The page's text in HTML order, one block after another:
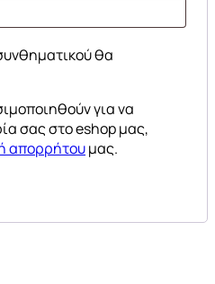
θα
για να
σας στο eshop μας,
απορρήτουμας.